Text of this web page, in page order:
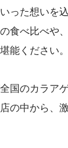
った想いを
食べ比べや
能ください
国のカラア
の中から、